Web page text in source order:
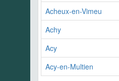
Acheux-en-Vimeu
Achy
Acy
Acy-en-Multien